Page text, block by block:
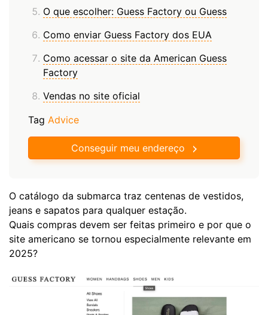
O que escolher: Guess Factory ou Guess
Como enviar Guess Factory dos EUA
Como acessar o site da American Guess
Factory
Vendas no site oficial
Tag Advice
Conseguir meu endereço
O catálogo da submarca traz centenas de vestidos,
jeans e sapatos para qualquer estação.
Quais compras devem ser feitas primeiro e por que o
site americano se tornou especialmente relevante em
2025?